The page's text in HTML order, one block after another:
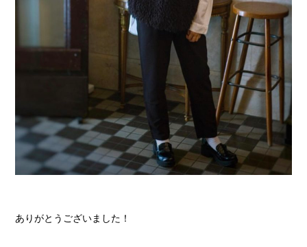
ありがとうございました！